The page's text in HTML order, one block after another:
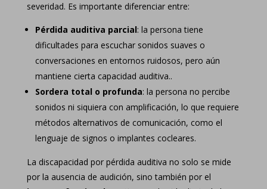
severidad. Es importante diferenciar entre:
Pérdida auditiva parcial: la persona tiene
dificultades para escuchar sonidos suaves o
conversaciones en entornos ruidosos, pero aún
mantiene cierta capacidad auditiva..
Sordera total o profunda: la persona no percibe
sonidos ni siquiera con amplificación, lo que requiere
métodos alternativos de comunicación, como el
lenguaje de signos o implantes cocleares.
La discapacidad por pérdida auditiva no solo se mide
por la ausencia de audición, sino también por el